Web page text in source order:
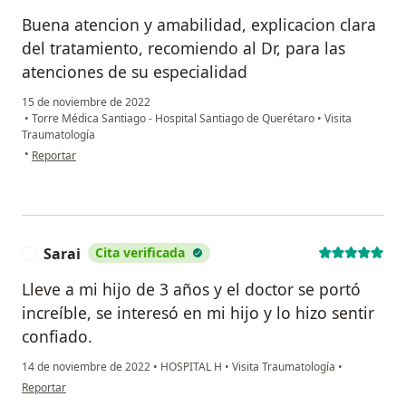
Buena atencion y amabilidad, explicacion clara
del tratamiento, recomiendo al Dr, para las
atenciones de su especialidad
15 de noviembre de 2022
• Torre Médica Santiago - Hospital Santiago de Querétaro • Visita
Traumatología
• en opinión del usuario Roberto
Reportar
Sarai Cita verificada
Lleve a mi hijo de 3 años y el doctor se portó
increíble, se interesó en mi hijo y lo hizo sentir
confiado.
14 de noviembre de 2022 • HOSPITAL H • Visita Traumatología •
en opinión del usuario Sarai
Reportar